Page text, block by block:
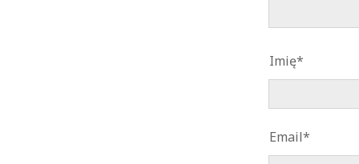
Imię*
Email*